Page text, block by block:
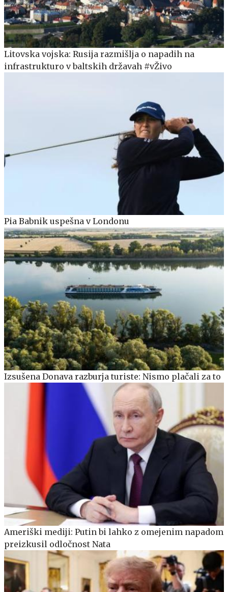
Litovska vojska: Rusija razmišlja o napadih na
infrastrukturo v baltskih državah #vŽivo
Pia Babnik uspešna v Londonu
Izsušena Donava razburja turiste: Nismo plačali za to
Ameriški mediji: Putin bi lahko z omejenim napadom
preizkusil odločnost Nata